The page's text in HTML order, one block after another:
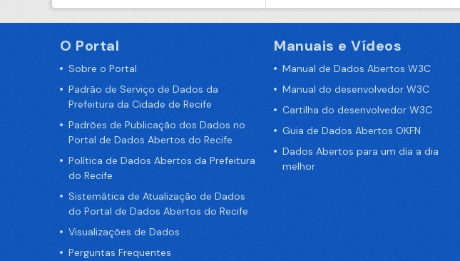
O Portal
Sobre o Portal
Padrão de Serviço de Dados da
Prefeitura da Cidade de Recife
Padrões de Publicação dos Dados no
Portal de Dados Abertos do Recife
Política de Dados Abertos da Prefeitura
do Recife
Sistemática de Atualização de Dados
do Portal de Dados Abertos do Recife
Visualizações de Dados
Perguntas Frequentes
Manuais e Vídeos
Manual de Dados Abertos W3C
Manual do desenvolvedor W3C
Cartilha do desenvolvedor W3C
Guia de Dados Abertos OKFN
Dados Abertos para um dia a dia
melhor